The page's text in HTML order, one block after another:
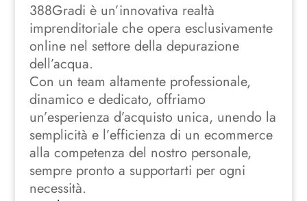
388Gradi è un’innovativa realtà
imprenditoriale che opera esclusivamente
online nel settore della depurazione
dell’acqua.
Con un team altamente professionale,
dinamico e dedicato, offriamo
un’esperienza d’acquisto unica, unendo la
semplicità e l’efficienza di un ecommerce
alla competenza del nostro personale,
sempre pronto a supportarti per ogni
necessità.